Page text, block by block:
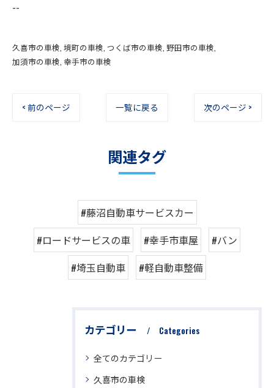
--
久喜市の車検 境町の車検 つくば市の車検 野田市の車検
加須市の車検 幸手市の車検
< 前のページ 一覧に戻る 次のページ >
関連タグ
#藤沼自動車サービスカー
#ロードサービスの車
#幸手市車屋
#バン
#埼玉自動車
#軽自動車整備
カテゴリー Categories
全てのカテゴリー
久喜市の車検